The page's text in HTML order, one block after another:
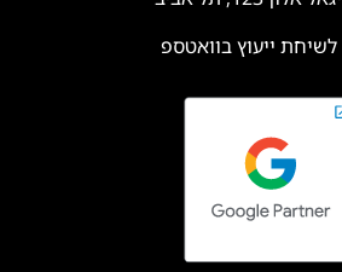
לשיחת ייעוץ בוואטספ